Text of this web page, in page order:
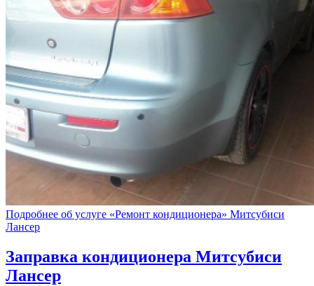
Подробнее об услуге «Ремонт кондиционера» Митсубиси
Лансер
Заправка кондиционера Митсубиси
Лансер